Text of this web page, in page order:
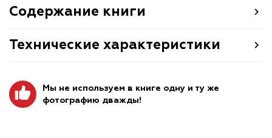
Содержание книги
Технические характеристики
Мы не используем в книге одну и ту же
фотографию дважды!